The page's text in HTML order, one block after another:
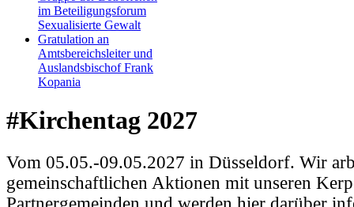
im Beteiligungsforum
Sexualisierte Gewalt
Gratulation an
Amtsbereichsleiter und
Auslandsbischof Frank
Kopania
#Kirchentag 2027
Vom 05.05.-09.05.2027 in Düsseldorf. Wir
gemeinschaftlichen Aktionen mit unseren